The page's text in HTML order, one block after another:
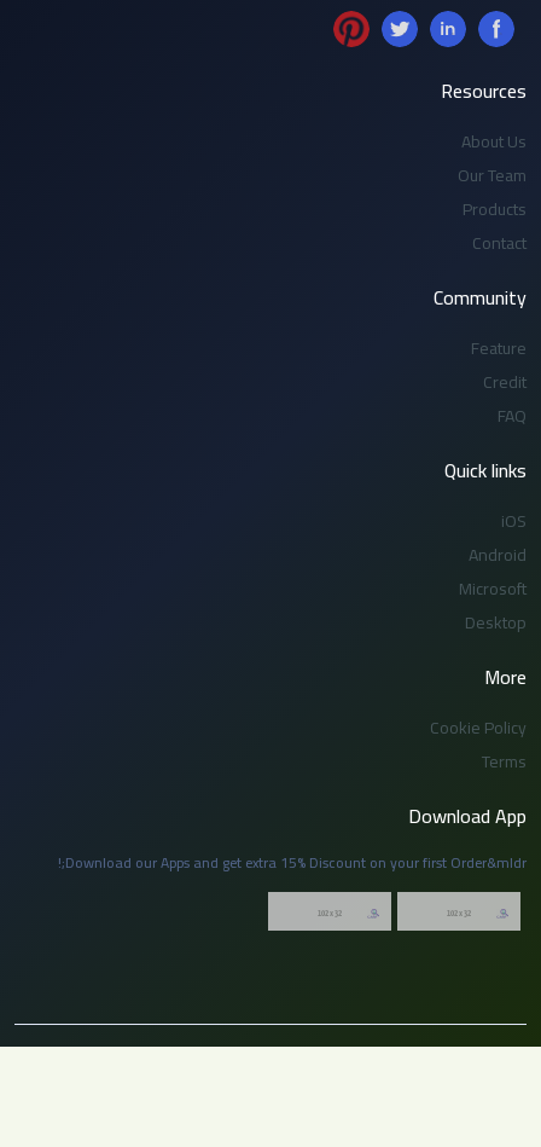
Resources
About Us
Our Team
Products
Contact
Community
Feature
Credit
FAQ
Quick links
iOS
Android
Microsoft
Desktop
More
Cookie Policy
Terms
Download App
Download our Apps and get extra 15% Discount on your first Order&mldr;!